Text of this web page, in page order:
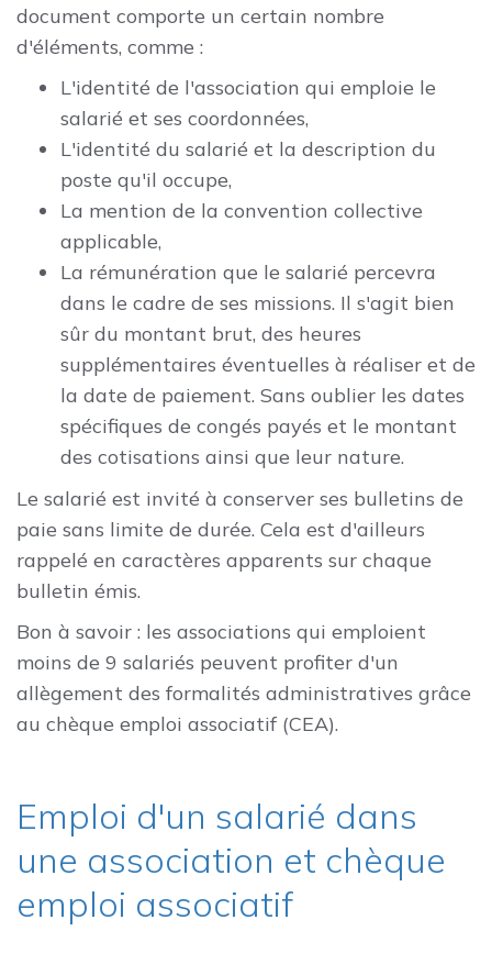
document comporte un certain nombre
d'éléments, comme :
L'identité de l'association qui emploie le
salarié et ses coordonnées,
L'identité du salarié et la description du
poste qu'il occupe,
La mention de la convention collective
applicable,
La rémunération que le salarié percevra
dans le cadre de ses missions. Il s'agit bien
sûr du montant brut, des heures
supplémentaires éventuelles à réaliser et de
la date de paiement. Sans oublier les dates
spécifiques de congés payés et le montant
des cotisations ainsi que leur nature.
Le salarié est invité à conserver ses bulletins de
paie sans limite de durée. Cela est d'ailleurs
rappelé en caractères apparents sur chaque
bulletin émis.
Bon à savoir : les associations qui emploient
moins de 9 salariés peuvent profiter d'un
allègement des formalités administratives grâce
au chèque emploi associatif (CEA).
Emploi d'un salarié dans
une association et chèque
emploi associatif